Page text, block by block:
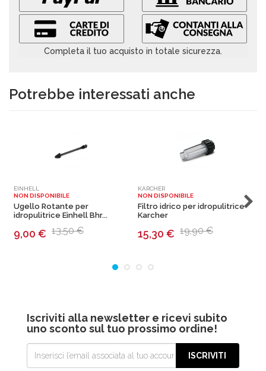
Completa il tuo acquisto in totale sicurezza.
Potrebbe interessati anche
EINHELL
NON DISPONIBILE
Ugello Rotante per
idropulitrice Einhell Bhr...
9,00 € 13,50 €
KARCHER
NON DISPONIBILE
Filtro idrico per idropulitrice
Karcher
15,30 € 19,90 €
Iscriviti alla newsletter e ricevi subito
uno sconto sul tuo prossimo ordine!
ISCRIVITI